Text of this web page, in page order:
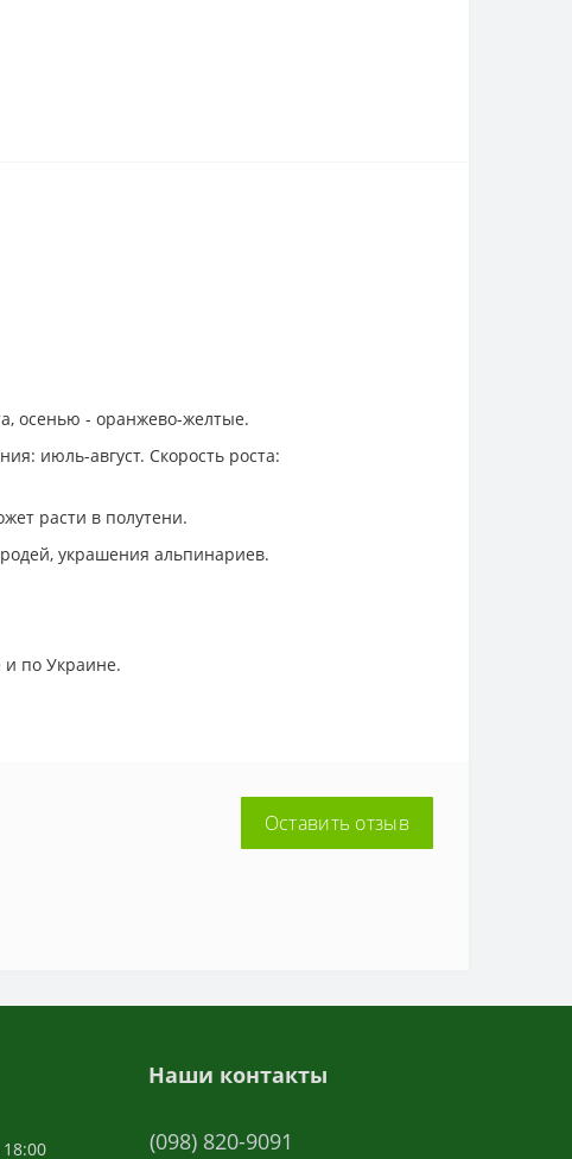
осенью - оранжево-желтые.
июль-август. Скорость роста:
расти в полутени.
украшения альпинариев.
по Украине.
Оставить отзыв
Наши контакты
(098) 820-9091